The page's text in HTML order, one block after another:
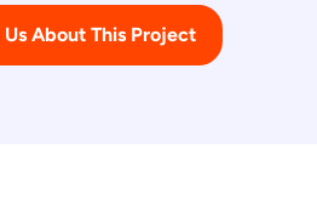
About This Project